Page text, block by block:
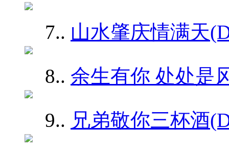
7.. 山水肇庆情满天
8.. 余生有你 处处是
9.. 兄弟敬你三杯酒